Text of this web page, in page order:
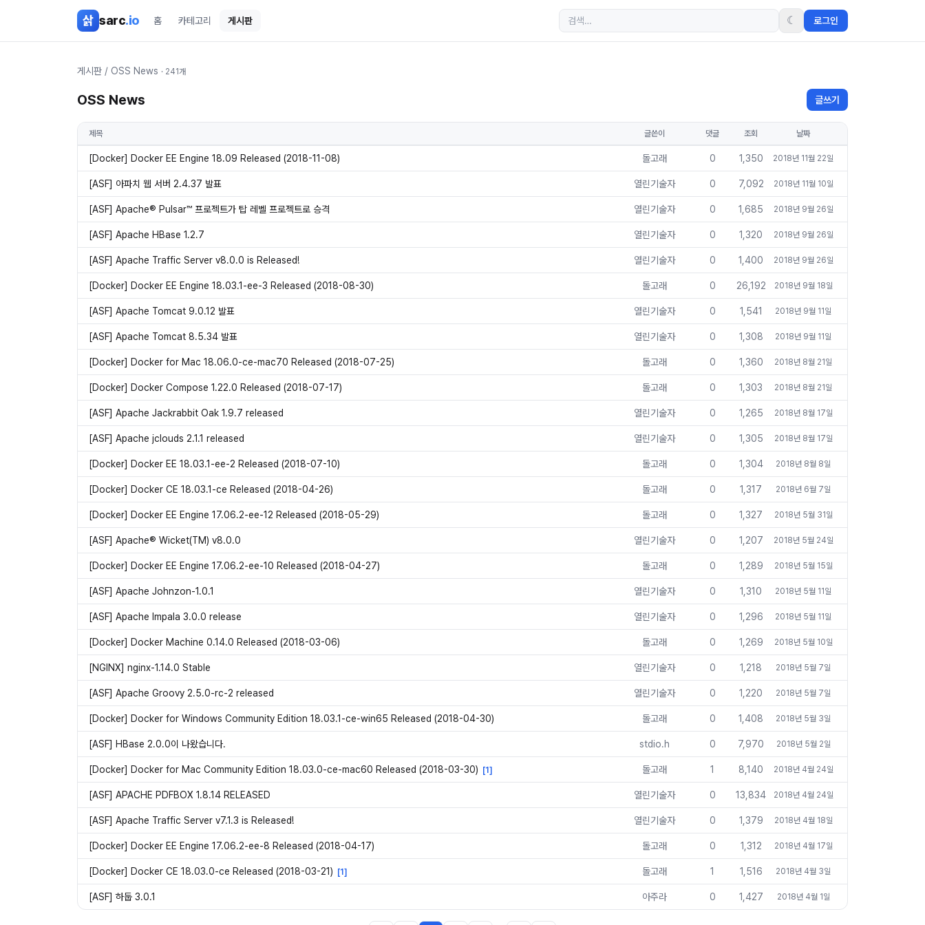
삵 sarc.io 홈 카테고리 게시판 ☾ 로그인
게시판 / OSS News · 241개
OSS News 글쓰기
제목 글쓴이 댓글 조회 날짜
[Docker] Docker EE Engine 18.09 Released (2018-11-08) 돌고래 0 1,350 2018년 11월 22일
[ASF] 아파치 웹 서버 2.4.37 발표 열린기술자 0 7,092 2018년 11월 10일
[ASF] Apache® Pulsar™ 프로젝트가 탑 레벨 프로젝트로 승격 열린기술자 0 1,685 2018년 9월 26일
[ASF] Apache HBase 1.2.7 열린기술자 0 1,320 2018년 9월 26일
[ASF] Apache Traffic Server v8.0.0 is Released! 열린기술자 0 1,400 2018년 9월 26일
[Docker] Docker EE Engine 18.03.1-ee-3 Released (2018-08-30) 돌고래 0 26,192 2018년 9월 18일
[ASF] Apache Tomcat 9.0.12 발표 열린기술자 0 1,541 2018년 9월 11일
[ASF] Apache Tomcat 8.5.34 발표 열린기술자 0 1,308 2018년 9월 11일
[Docker] Docker for Mac 18.06.0-ce-mac70 Released (2018-07-25) 돌고래 0 1,360 2018년 8월 21일
[Docker] Docker Compose 1.22.0 Released (2018-07-17) 돌고래 0 1,303 2018년 8월 21일
[ASF] Apache Jackrabbit Oak 1.9.7 released 열린기술자 0 1,265 2018년 8월 17일
[ASF] Apache jclouds 2.1.1 released 열린기술자 0 1,305 2018년 8월 17일
[Docker] Docker EE 18.03.1-ee-2 Released (2018-07-10) 돌고래 0 1,304 2018년 8월 8일
[Docker] Docker CE 18.03.1-ce Released (2018-04-26) 돌고래 0 1,317 2018년 6월 7일
[Docker] Docker EE Engine 17.06.2-ee-12 Released (2018-05-29) 돌고래 0 1,327 2018년 5월 31일
[ASF] Apache® Wicket(TM) v8.0.0 열린기술자 0 1,207 2018년 5월 24일
[Docker] Docker EE Engine 17.06.2-ee-10 Released (2018-04-27) 돌고래 0 1,289 2018년 5월 15일
[ASF] Apache Johnzon-1.0.1 열린기술자 0 1,310 2018년 5월 11일
[ASF] Apache Impala 3.0.0 release 열린기술자 0 1,296 2018년 5월 11일
[Docker] Docker Machine 0.14.0 Released (2018-03-06) 돌고래 0 1,269 2018년 5월 10일
[NGINX] nginx-1.14.0 Stable 열린기술자 0 1,218 2018년 5월 7일
[ASF] Apache Groovy 2.5.0-rc-2 released 열린기술자 0 1,220 2018년 5월 7일
[Docker] Docker for Windows Community Edition 18.03.1-ce-win65 Released (2018-04-30) 돌고래 0 1,408 2018년 5월 3일
[ASF] HBase 2.0.0이 나왔습니다. stdio.h 0 7,970 2018년 5월 2일
[Docker] Docker for Mac Community Edition 18.03.0-ce-mac60 Released (2018-03-30) [1 ] 돌고래 1 8,140 2018년 4월 24일
[ASF] APACHE PDFBOX 1.8.14 RELEASED 열린기술자 0 13,834 2018년 4월 24일
[ASF] Apache Traffic Server v7.1.3 is Released! 열린기술자 0 1,379 2018년 4월 18일
[Docker] Docker EE Engine 17.06.2-ee-8 Released (2018-04-17) 돌고래 0 1,312 2018년 4월 17일
[Docker] Docker CE 18.03.0-ce Released (2018-03-21) [1 ] 돌고래 1 1,516 2018년 4월 3일
[ASF] 하둡 3.0.1 아주라 0 1,427 2018년 4월 1일